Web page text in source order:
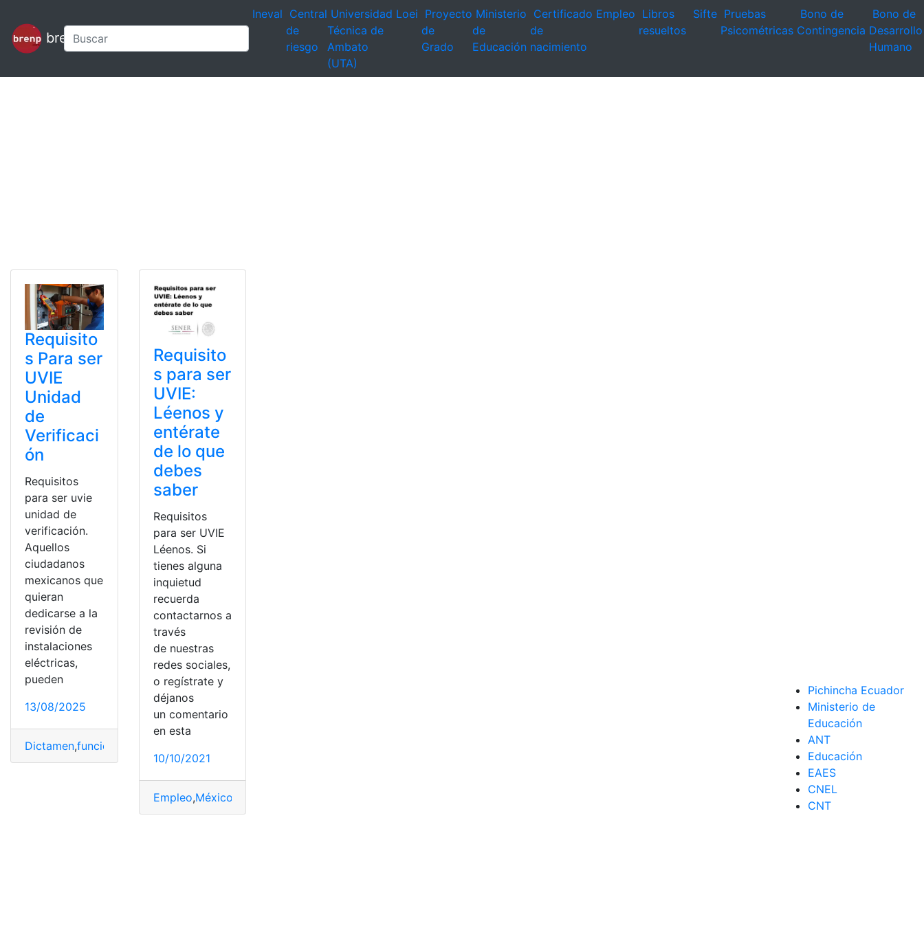
brenp
Ineval Central
de
riesgo
Universidad
Técnica de
Ambato
(UTA)
Loei Proyecto
de
Grado
Ministerio
de
Educación
Certificado
de
nacimiento
Empleo Libros
resueltos
Sifte Pruebas
Psicométricas
Bono de
Contingencia
Bono de
Desarrollo
Humano
Requisito
s Para ser
UVIE
Unidad
de
Verificaci
ón
Requisitos
para ser uvie
unidad de
verificación.
Aquellos
ciudadanos
mexicanos que
quieran
dedicarse a la
revisión de
instalaciones
eléctricas,
pueden
13/08/2025
Dictamen,funciona
Requisito
s para ser
UVIE:
Léenos y
entérate
de lo que
debes
saber
Requisitos
para ser UVIE
Léenos. Si
tienes alguna
inquietud
recuerda
contactarnos a
través
de nuestras
redes sociales,
o regístrate y
déjanos
un comentario
en esta
10/10/2021
Empleo,México
Pichincha Ecuador
Ministerio de
Educación
ANT
Educación
EAES
CNEL
CNT